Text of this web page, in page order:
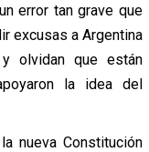
error tan grave que
excusas a Argentina
olvidan que están
la idea del
nueva Constitución